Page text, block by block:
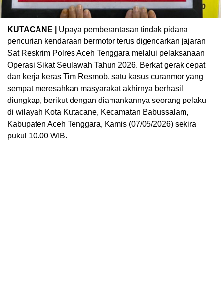
KUTACANE | Upaya pemberantasan tindak pidana
pencurian kendaraan bermotor terus digencarkan jajaran
Sat Reskrim Polres Aceh Tenggara melalui pelaksanaan
Operasi Sikat Seulawah Tahun 2026. Berkat gerak cepat
dan kerja keras Tim Resmob, satu kasus curanmor yang
sempat meresahkan masyarakat akhirnya berhasil
diungkap, berikut dengan diamankannya seorang pelaku
di wilayah Kota Kutacane, Kecamatan Babussalam,
Kabupaten Aceh Tenggara, Kamis (07/05/2026) sekira
pukul 10.00 WIB.